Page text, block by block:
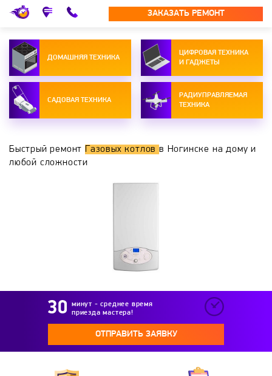
ЗАКАЗАТЬ РЕМОНТ
ДОМАШНЯЯ ТЕХНИКА
ЦИФРОВАЯ ТЕХНИКА
И ГАДЖЕТЫ
САДОВАЯ ТЕХНИКА
РАДИУПРАВЛЯЕМАЯ
ТЕХНИКА
Быстрый ремонт Газовых котловв Ногинске на дому и
любой сложности
минут - среднее время
приезда мастера!
ОТПРАВИТЬ ЗАЯВКУ